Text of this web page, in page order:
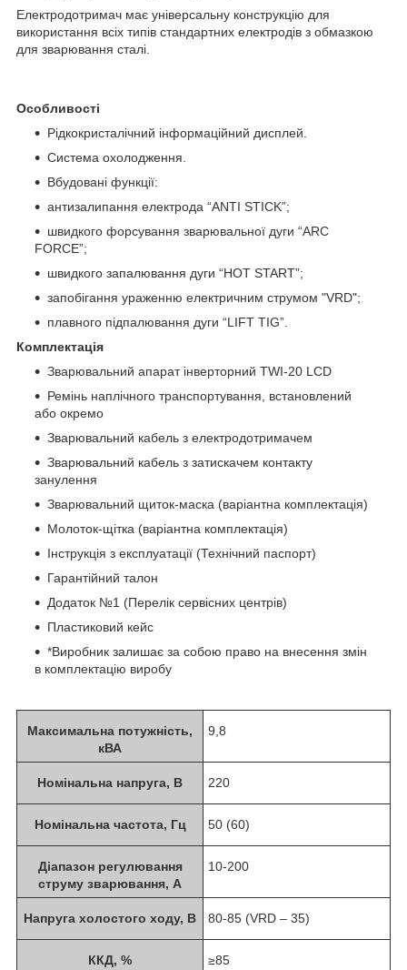
Електродотримач має універсальну конструкцію для
використання всіх типів стандартних електродів з обмазкою
для зварювання сталі.
Особливості
Рідкокристалічний інформаційний дисплей.
Система охолодження.
Вбудовані функції:
антизалипання електрода “ANTI STICK”;
швидкого форсування зварювальної дуги “ARC
FORCE”;
швидкого запалювання дуги “HOT START”;
запобігання ураженню електричним струмом "VRD";
плавного підпалювання дуги “LIFT TIG”.
Комплектація
Зварювальний апарат інверторний TWI-20 LCD
Ремінь наплічного транспортування, встановлений
або окремо
Зварювальний кабель з електродотримачем
Зварювальний кабель з затискачем контакту
занулення
Зварювальний щиток-маска (варіантна комплектація)
Молоток-щітка (варіантна комплектація)
Інструкція з експлуатації (Технічний паспорт)
Гарантійний талон
Додаток №1 (Перелік сервісних центрів)
Пластиковий кейс
*Виробник залишає за собою право на внесення змін
в комплектацію виробу
Максимальна потужність,
кВА
9,8
Номінальна напруга, В 220
Номінальна частота, Гц 50 (60)
Діапазон регулювання
струму зварювання, А
10-200
Напруга холостого ходу, В 80-85 (VRD – 35)
ККД, % ≥85